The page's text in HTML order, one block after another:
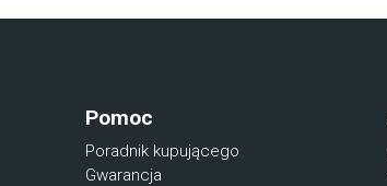
Pomoc
Poradnik kupującego
Gwarancja